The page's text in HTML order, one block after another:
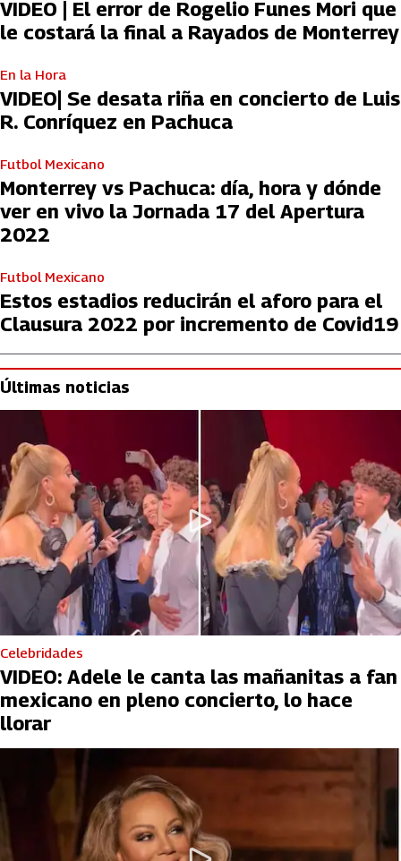
VIDEO | El error de Rogelio Funes Mori que
le costará la final a Rayados de Monterrey
En la Hora
VIDEO| Se desata riña en concierto de Luis
R. Conríquez en Pachuca
Futbol Mexicano
Monterrey vs Pachuca: día, hora y dónde
ver en vivo la Jornada 17 del Apertura
2022
Futbol Mexicano
Estos estadios reducirán el aforo para el
Clausura 2022 por incremento de Covid19
Últimas noticias
Celebridades
VIDEO: Adele le canta las mañanitas a fan
mexicano en pleno concierto, lo hace
llorar